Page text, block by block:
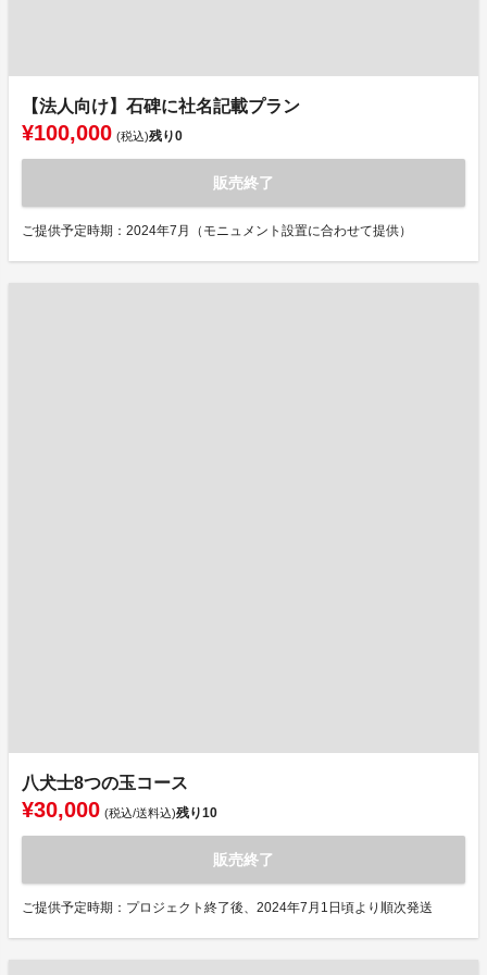
【法人向け】石碑に社名記載プラン
¥100,000 (税込)残り0
販売終了
ご提供予定時期：2024年7月（モニュメント設置に合わせて提供）
八犬士8つの玉コース
¥30,000 (税込/送料込)残り10
販売終了
ご提供予定時期：プロジェクト終了後、2024年7月1日頃より順次発送